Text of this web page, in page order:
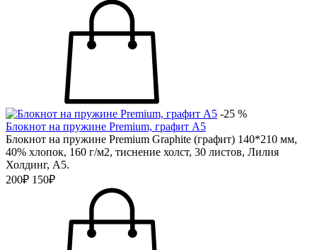
-25 %
Блокнот на пружине Premium, графит А5
Блокнот на пружине Premium Graphitе (графит) 140*210 мм,
40% хлопок, 160 г/м2, тиснение холст, 30 листов, Лилия
Холдинг, А5.
200₽ 150₽